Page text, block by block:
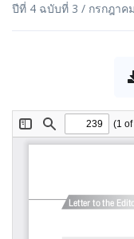
ปีที่ 4 ฉบับที่ 3 / กรกฎาค